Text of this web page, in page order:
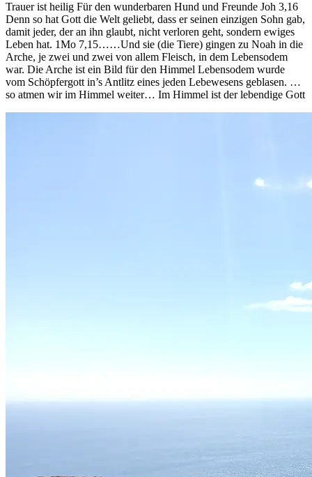
Trauer ist heilig Für den wunderbaren Hund und Freunde Joh 3,16
Denn so hat Gott die Welt geliebt, dass er seinen einzigen Sohn gab,
damit jeder, der an ihn glaubt, nicht verloren geht, sondern ewiges
Leben hat. 1Mo 7,15……Und sie (die Tiere) gingen zu Noah in die
Arche, je zwei und zwei von allem Fleisch, in dem Lebensodem
war. Die Arche ist ein Bild für den Himmel Lebensodem wurde
vom Schöpfergott in’s Antlitz eines jeden Lebewesens geblasen. …
so atmen wir im Himmel weiter… Im Himmel ist der lebendige Gott